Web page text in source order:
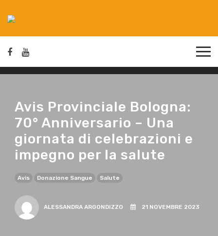
Avis Provinciale Bologna:
70° Anniversario – Una
giornata di celebrazioni e
impegno per la salute
Avis Donazione Sangue Salute
ALESSANDRA ARGONDIZZO 21 NOVEMBRE 2023